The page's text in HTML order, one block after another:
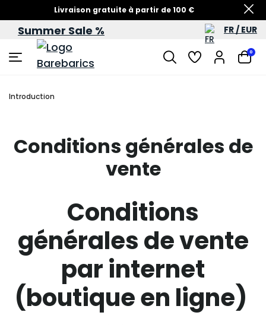
Livraison gratuite à partir de 100 €
Soldes d’été – jusqu’à -60 %
Summer Sale % FR / EUR
0
Introduction
Conditions générales de
vente
Conditions
générales de vente
par internet
(boutique en ligne)